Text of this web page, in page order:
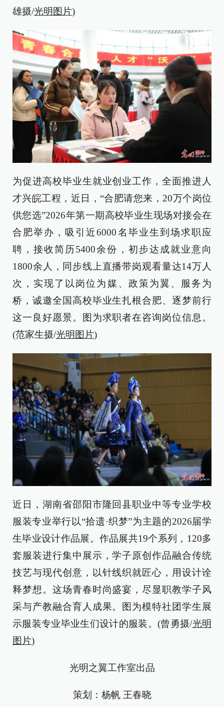
雄摄/光明图片)
为促进高校毕业生就业创业工作，全面推进人
才兴皖工程，近日，“合肥请您来，20万个岗位
供您选”2026年第一期高校毕业生现场对接会在
合肥举办，吸引近6000名毕业生到场求职应
聘，接收简历5400余份，初步达成就业意向
1800余人，同步线上直播带岗观看量达14万人
次，实现了以岗位为媒、政策为翼、服务为
桥，诚邀全国高校毕业生扎根合肥、逐梦前行
这一良好愿景。图为求职者在咨询岗位信息。
(范家生摄/光明图片)
近日，湖南省邵阳市隆回县职业中等专业学校
服装专业举行以“拾遗·织梦”为主题的2026届学
生毕业设计作品展。作品展共19个系列，120多
套服装进行集中展示，学子原创作品融合传统
技艺与现代创意，以针线织就匠心，用设计诠
释梦想。这场青春时尚盛宴，尽显职教学子风
采与产教融合育人成果。图为模特社团学生展
示服装专业毕业生们设计的服装。(曾勇摄/光明
图片)
光明之翼工作室出品
策划：杨帆 王春晓